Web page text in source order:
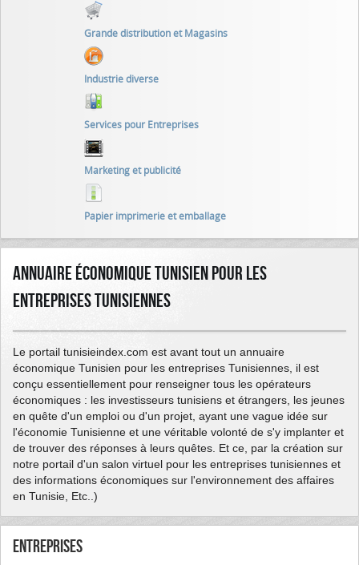
Grande distribution et Magasins
Industrie diverse
Services pour Entreprises
Marketing et publicité
Papier imprimerie et emballage
Annuaire économique Tunisien pour les
entreprises Tunisiennes
Le portail tunisieindex.com est avant tout un annuaire
économique Tunisien pour les entreprises Tunisiennes, il est
conçu essentiellement pour renseigner tous les opérateurs
économiques : les investisseurs tunisiens et étrangers, les jeunes
en quête d'un emploi ou d'un projet, ayant une vague idée sur
l'économie Tunisienne et une véritable volonté de s'y implanter et
de trouver des réponses à leurs quêtes. Et ce, par la création sur
notre portail d'un salon virtuel pour les entreprises tunisiennes et
des informations économiques sur l'environnement des affaires
en Tunisie, Etc..)
Entreprises